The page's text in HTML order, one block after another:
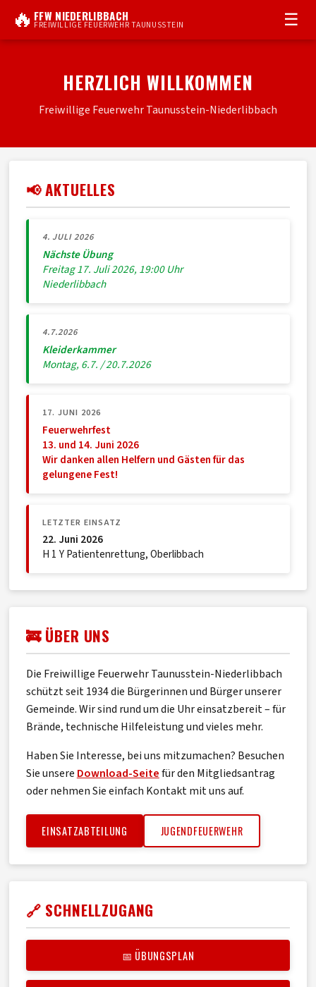
🔥 FFW NIEDERLIBBACH
FREIWILLIGE FEUERWEHR TAUNUSSTEIN ☰
HERZLICH WILLKOMMEN
Freiwillige Feuerwehr Taunusstein-Niederlibbach
📢 AKTUELLES
4. JULI 2026
Nächste Übung
Freitag 17. Juli 2026, 19:00 Uhr
Niederlibbach
4.7.2026
Kleiderkammer
Montag, 6.7. / 20.7.2026
17. JUNI 2026
Feuerwehrfest
13. und 14. Juni 2026
Wir danken allen Helfern und Gästen für das
gelungene Fest!
LETZTER EINSATZ
22. Juni 2026
H 1 Y Patientenrettung, Oberlibbach
🚒 ÜBER UNS
Die Freiwillige Feuerwehr Taunusstein-Niederlibbach
schützt seit 1934 die Bürgerinnen und Bürger unserer
Gemeinde. Wir sind rund um die Uhr einsatzbereit – für
Brände, technische Hilfeleistung und vieles mehr.
Haben Sie Interesse, bei uns mitzumachen? Besuchen
Sie unsere Download-Seitefür den Mitgliedsantrag
oder nehmen Sie einfach Kontakt mit uns auf.
EINSATZABTEILUNG JUGENDFEUERWEHR
🔗 SCHNELLZUGANG
📅 ÜBUNGSPLAN